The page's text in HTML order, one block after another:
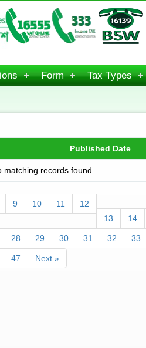
Form Tax Types
Published Date
matching records found
9 10 11
12
13
14
28 29 30 31 32 33
47 Next »